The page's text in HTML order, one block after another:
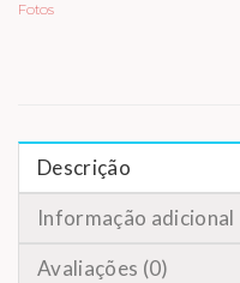
Fotos
Descrição
Informação adicional
Avaliações (0)